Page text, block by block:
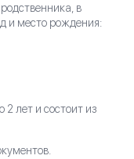
в
и место рождения:
лет и состоит из